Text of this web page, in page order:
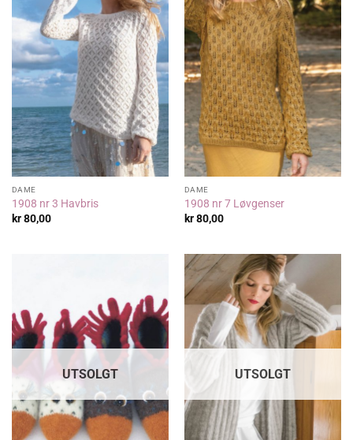
DAME
1908 nr 3 Havbris
kr80,00
DAME
1908 nr 7 Løvgenser
kr80,00
UTSOLGT UTSOLGT